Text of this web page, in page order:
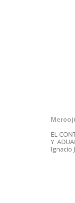
EL
Y
Ignacio